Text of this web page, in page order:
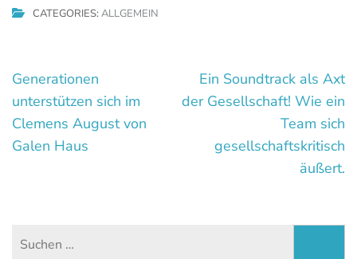
CATEGORIES: ALLGEMEIN
Beitragsnavigation
Generationen
unterstützen sich im
Clemens August von
Galen Haus
Ein Soundtrack als Axt
der Gesellschaft! Wie ein
Team sich
gesellschaftskritisch
äußert.